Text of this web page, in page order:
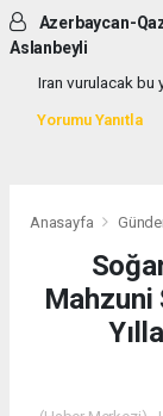
Azerbaycan-
Aslanbeyli
Iran vurulacak bu
Yorumu Yanıtla
Anasayfa
Mahzuni